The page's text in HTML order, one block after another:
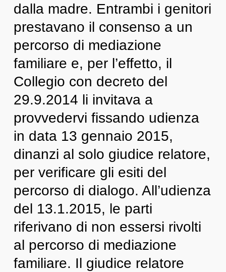
dalla madre. Entrambi i genitori
prestavano il consenso a un
percorso di mediazione
familiare e, per l’effetto, il
Collegio con decreto del
29.9.2014 li invitava a
provvedervi fissando udienza
in data 13 gennaio 2015,
dinanzi al solo giudice relatore,
per verificare gli esiti del
percorso di dialogo. All’udienza
del 13.1.2015, le parti
riferivano di non essersi rivolti
al percorso di mediazione
familiare. Il giudice relatore